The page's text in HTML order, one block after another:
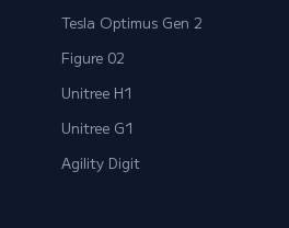
Tesla Optimus Gen 2
Figure 02
Unitree H1
Unitree G1
Agility Digit